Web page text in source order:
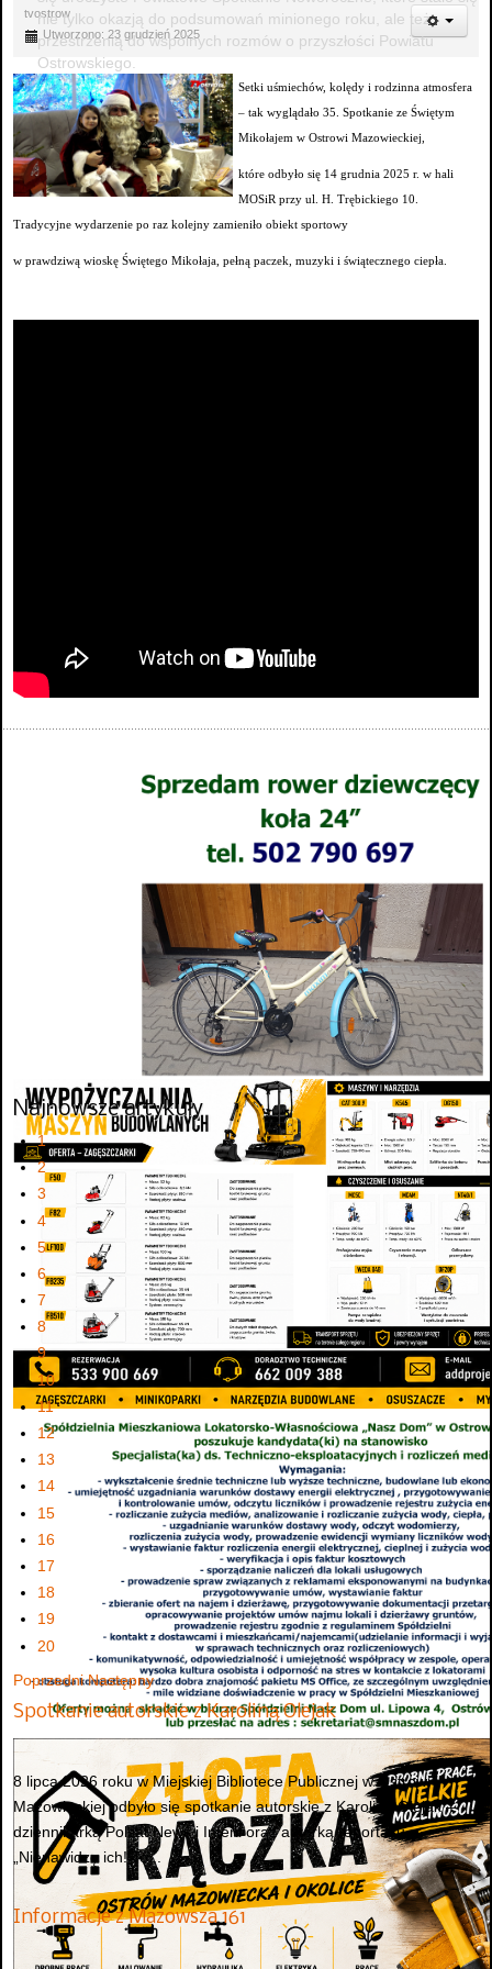
nie tylko okazją do podsumowań minionego roku, ale też
przestrzenią do wspólnych rozmów o przyszłości Powiatu
Ostrowskiego.
tvostrow
Utworzono: 23 grudzień 2025
Setki uśmiechów, kolędy i rodzinna atmosfera
– tak wyglądało 35. Spotkanie ze Świętym
Mikołajem w Ostrowi Mazowieckiej,
które odbyło się 14 grudnia 2025 r. w hali
MOSiR przy ul. H. Trębickiego 10.
Tradycyjne wydarzenie po raz kolejny zamieniło obiekt sportowy
w prawdziwą wioskę Świętego Mikołaja, pełną paczek, muzyki i świątecznego ciepła.
Najnowsze artykuły
1
2
3
4
5
6
7
8
9
10
11
12
13
14
15
16
17
18
19
20
Poprzedni Następny
Spotkanie autorskie z Karoliną Olejak
8 lipca 2026 roku w Miejskiej Bibliotece Publicznej w Ostrowi
Mazowieckiej odbyło się spotkanie autorskie z Karoliną Olejak –
dziennikarką Polsat News i Interii oraz autorką reportażu
„Nienawidzę ich! To...
Informacje z Mazowsza 161